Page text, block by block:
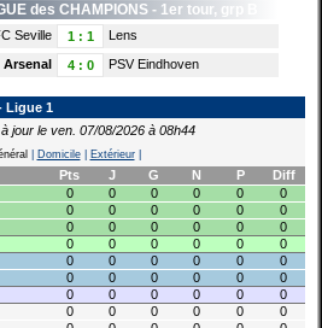
des CHAMPIONS - 1er tour, grp B
Seville 1: 1
Lens
Arsenal 4: 0 PSV Eindhoven
Ligue 1
jour le ven. 07/08/2026 à 08h44
Domicile| Extérieur|
Pts J G N P
Diff
0 0 0 0 0
0
0 0 0 0 0
0
0 0 0 0 0
0
0 0 0 0 0
0
0 0 0 0 0
0
0 0 0 0 0
0
0 0 0 0 0
0
0 0 0 0 0
0